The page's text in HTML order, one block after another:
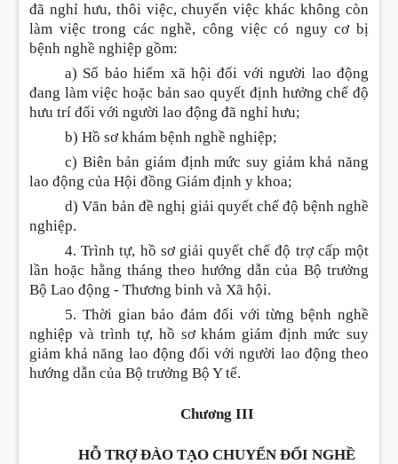
đã nghỉ hưu, thôi việc, chuyển việc khác không còn
làm việc trong các nghề, công việc có nguy cơ bị
bệnh nghề nghiệp gồm:
a) Sổ bảo hiểm xã hội đối với người lao động
đang làm việc hoặc bản sao quyết định hưởng chế độ
hưu trí đối với người lao động đã nghỉ hưu;
b) Hồ sơ khám bệnh nghề nghiệp;
c) Biên bản giám định mức suy giảm khả năng
lao động của Hội đồng Giám định y khoa;
d) Văn bản đề nghị giải quyết chế độ bệnh nghề
nghiệp.
4. Trình tự, hồ sơ giải quyết chế độ trợ cấp một
lần hoặc hằng tháng theo hướng dẫn của Bộ trưởng
Bộ Lao động - Thương binh và Xã hội.
5. Thời gian bảo đảm đối với từng bệnh nghề
nghiệp và trình tự, hồ sơ khám giám định mức suy
giảm khả năng lao động đối với người lao động theo
hướng dẫn của Bộ trưởng Bộ Y tế.
Chương III
HỖ TRỢ ĐÀO TẠO CHUYỂN ĐỔI NGHỀ